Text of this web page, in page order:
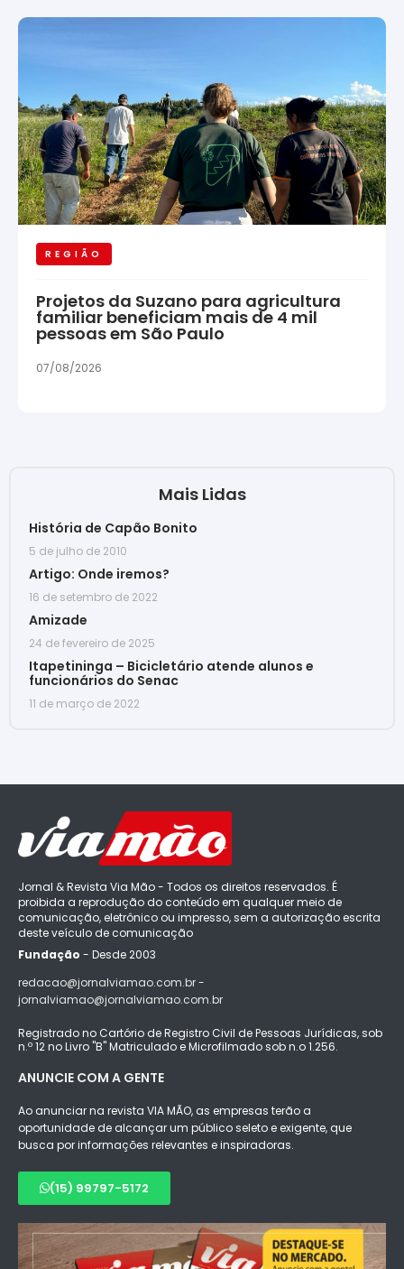
REGIÃO
Projetos da Suzano para agricultura
familiar beneficiam mais de 4 mil
pessoas em São Paulo
07/08/2026
Mais Lidas
História de Capão Bonito
5 de julho de 2010
Artigo: Onde iremos?
16 de setembro de 2022
Amizade
24 de fevereiro de 2025
Itapetininga – Bicicletário atende alunos e
funcionários do Senac
11 de março de 2022
Jornal & Revista Via Mão - Todos os direitos reservados. É
proibida a reprodução do conteúdo em qualquer meio de
comunicação, eletrônico ou impresso, sem a autorização escrita
deste veículo de comunicação
Fundação - Desde 2003
redacao@jornalviamao.com.br -
jornalviamao@jornalviamao.com.br
Registrado no Cartório de Registro Civil de Pessoas Jurídicas, sob
n.º 12 no Livro "B" Matriculado e Microfilmado sob n.o 1.256.
ANUNCIE COM A GENTE
Ao anunciar na revista VIA MÃO, as empresas terão a
oportunidade de alcançar um público seleto e exigente, que
busca por informações relevantes e inspiradoras.
(15) 99797-5172